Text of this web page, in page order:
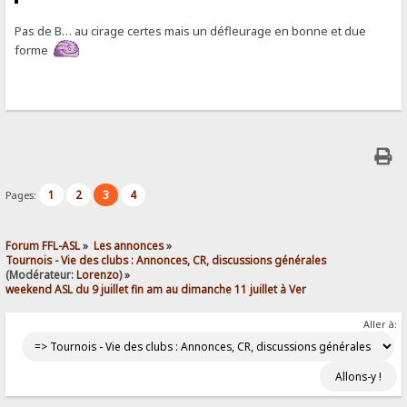
Pas de B… au cirage certes mais un défleurage en bonne et due
forme
Pages: 1 2 3 4
Forum FFL-ASL» Les annonces»
Tournois - Vie des clubs : Annonces, CR, discussions générales
(Modérateur:Lorenzo) »
weekend ASL du 9 juillet fin am au dimanche 11 juillet à Ver
Aller à: